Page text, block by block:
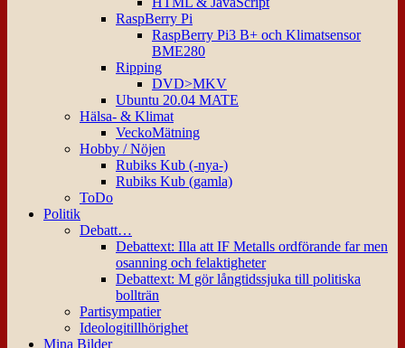
RaspBerry Pi
RaspBerry Pi3 B+ och Klimatsensor
BME280
Ripping
DVD>MKV
Ubuntu 20.04 MATE
Hälsa- & Klimat
VeckoMätning
Hobby / Nöjen
Rubiks Kub (-nya-)
Rubiks Kub (gamla)
ToDo
Politik
Debatt…
Debattext: Illa att IF Metalls ordförande far men
osanning och felaktigheter
Debattext: M gör långtidssjuka till politiska
bollträn
Partisympatier
Ideologitillhörighet
Mina Bilder